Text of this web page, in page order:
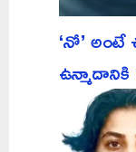
‘నో’ అంటే